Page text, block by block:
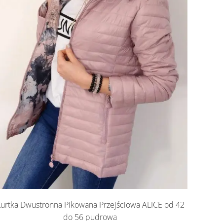
Dwustronna Pikowana Przejściowa ALICE od 42
do 56 pudrowa